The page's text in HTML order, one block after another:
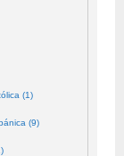
(1)
(9)